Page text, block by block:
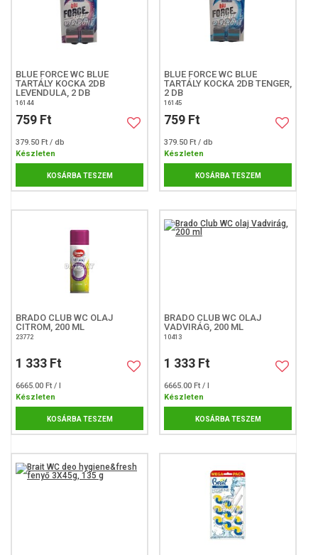
BLUE FORCE WC BLUE
TARTÁLY KOCKA 2DB
LEVENDULA, 2 DB
16144
759 Ft
379.50 Ft / db
Készleten
KOSÁRBA TESZEM
BLUE FORCE WC BLUE
TARTÁLY KOCKA 2DB TENGER,
2 DB
16145
759 Ft
379.50 Ft / db
Készleten
KOSÁRBA TESZEM
BRADO CLUB WC OLAJ
CITROM, 200 ML
23772
1 333 Ft
6665.00 Ft / l
Készleten
KOSÁRBA TESZEM
BRADO CLUB WC OLAJ
VADVIRÁG, 200 ML
10413
1 333 Ft
6665.00 Ft / l
Készleten
KOSÁRBA TESZEM